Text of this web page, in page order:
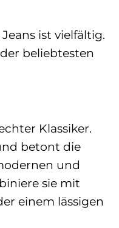
ist vielfältig.
beliebtesten
Klassiker.
betont die
und
sie mit
einem lässigen